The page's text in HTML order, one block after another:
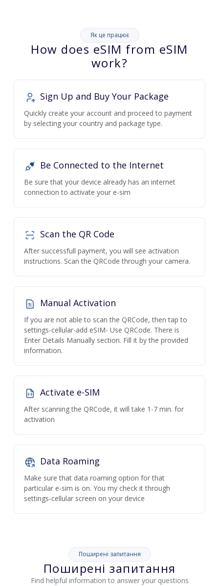
Як це працює
How does eSIM from eSIM
work?
Sign Up and Buy Your Package
Quickly create your account and proceed to payment
by selecting your country and package type.
Be Connected to the Internet
Be sure that your device already has an internet
connection to activate your e-sim
Scan the QR Code
After successfull payment, you will see activation
instructions. Scan the QRCode through your camera.
Manual Activation
If you are not able to scan the QRCode, then tap to
settings-cellular-add eSIM- Use QRCode. There is
Enter Details Manually section. Fill it by the provided
information.
Activate e-SIM
After scanning the QRCode, it will take 1-7 min. for
activation
Data Roaming
Make sure that data roaming option for that
particular e-sim is on. You my check it through
settings-cellular screen on your device
Поширені запитання
Поширені запитання
Find helpful information to answer your questions